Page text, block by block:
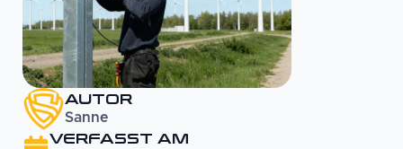
AUTOR
Sanne
VERFASST AM